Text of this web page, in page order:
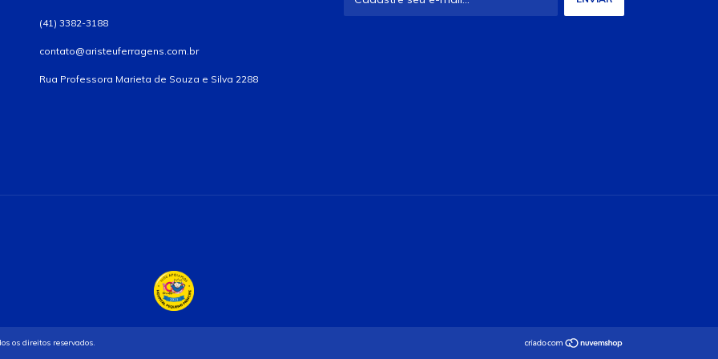
(41) 3382-3188
contato@aristeuferragens.com.br
Rua Professora Marieta de Souza e Silva 2288
os direitos reservados.